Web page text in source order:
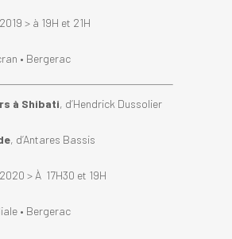
> à 19H et 21H
• Bergerac
à Shibati, d’Hendrick Dussolier
, d’Antares Bassis
> À 17H30 et 19H
• Bergerac